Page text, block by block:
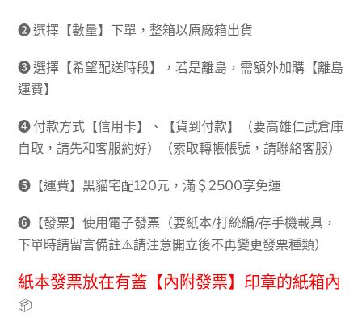
➋ 選擇【數量】下單，整箱以原廠箱出貨
➌ 選擇【希望配送時段】，若是離島，需額外加購【離島
運費】
➍ 付款方式【信用卡】、【貨到付款】（要高雄仁武倉庫
自取，請先和客服約好）（索取轉帳帳號，請聯絡客服）
➎【運費】黑貓宅配120元，滿＄2500享免運
➏【發票】使用電子發票（要紙本/打統編/存手機載具，
下單時請留言備註⚠️請注意開立後不再變更發票種類）
紙本發票放在有蓋【內附發票】印章的紙箱內
📦